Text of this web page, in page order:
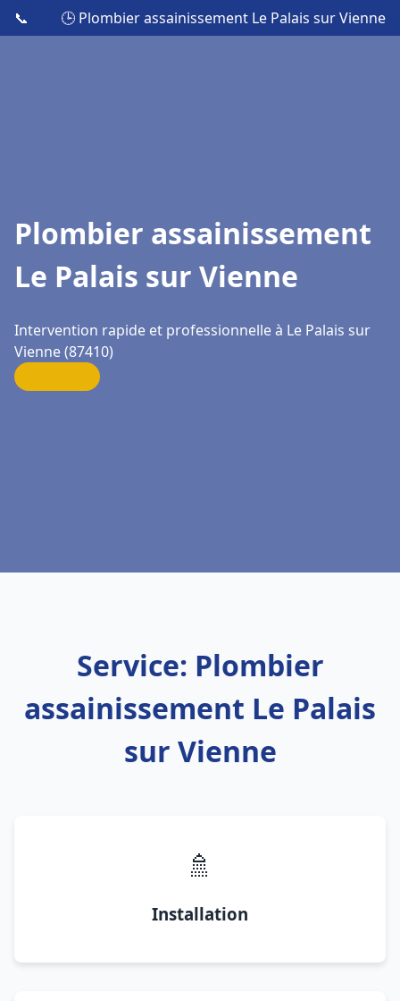
📞 🕒 Plombier assainissement Le Palais sur Vienne
Plombier assainissement
Le Palais sur Vienne
Intervention rapide et professionnelle à Le Palais sur
Vienne (87410)
Service: Plombier
assainissement Le Palais
sur Vienne
🚿
Installation